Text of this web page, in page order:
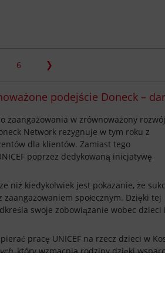
6
podejście Doneck –
zaangażowania w zrównoważony
Network rezygnuje w tym roku z
dla klientów. Zamiast tego
poprzez dedykowaną inicjatywę
niż kiedykolwiek jest pokazanie, że
społecznym. Dzięki tej
swoje zobowiązanie wobec dzieci
pracę UNICEF na rzecz dzieci w
, który wzmacnia rodziny dzięki
zdrowotnej w społecznościach. W
Zdrowia, aby poprawić
kobiet w ciąży oraz dzieci do trzeciego